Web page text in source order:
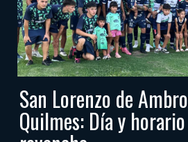
San Lorenzo de
Quilmes: Día y